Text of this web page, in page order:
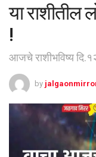
या राशीतील
!
आजचे राशीभविष्य
by